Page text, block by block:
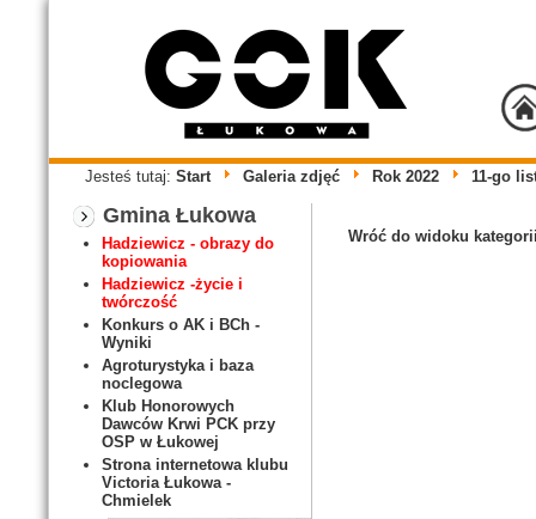
Jesteś tutaj: Start Galeria zdjęć Rok 2022 11-go
Gmina Łukowa
Hadziewicz - obrazy do
kopiowania
Hadziewicz -życie i
twórczość
Konkurs o AK i BCh -
Wyniki
Agroturystyka i baza
noclegowa
Klub Honorowych
Dawców Krwi PCK przy
OSP w Łukowej
Strona internetowa klubu
Victoria Łukowa -
Chmielek
Wróć do widoku